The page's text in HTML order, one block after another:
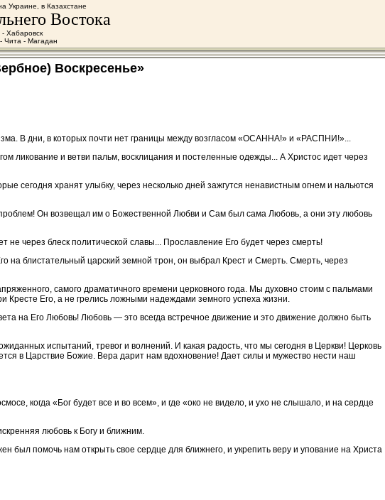
Украине, в Казахстане
Востока
- Хабаровск
Чита - Магадан
Воскресенье»
В дни, в которых почти нет границы между возгласом «ОСАННА!» и «РАСПНИ!»...
ликование и ветви пальм, восклицания и постеленные одежды... А Христос идет через
сегодня хранят улыбку, через несколько дней зажгутся ненавистным огнем и нальются
Он возвещал им о Божественной Любви и Сам был сама Любовь, а они эту любовь
через блеск политической славы... Прославление Его будет через смерть!
на блистательный царский земной трон, он выбрал Крест и Смерть. Смерть, через
самого драматичного времени церковного года. Мы духовно стоим с пальмами
Кресте Его, а не грелись ложными надеждами земного успеха жизни.
на Его Любовь! Любовь — это всегда встречное движение и это движение должно быть
испытаний, тревог и волнений. И какая радость, что мы сегодня в Церкви! Церковь
в Царствие Божие. Вера дарит нам вдохновение! Дает силы и мужество нести наш
когда «Бог будет все и во всем», и где «око не видело, и ухо не слышало, и на сердце
любовь к Богу и ближним.
помочь нам открыть свое сердце для ближнего, и укрепить веру и упование на Христа